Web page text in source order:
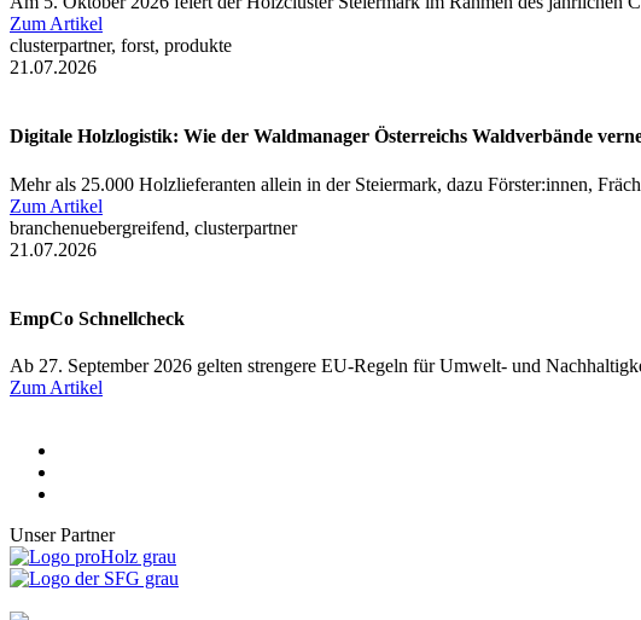
Zum Artikel
clusterpartner, forst, produkte
21.07.2026
Digitale Holzlogistik: Wie der Waldmanager Österreichs Waldverbände
Mehr als 25.000 Holzlieferanten allein in der Steiermark, dazu Förster:innen,
Zum Artikel
branchenuebergreifend, clusterpartner
21.07.2026
EmpCo Schnellcheck
Ab 27. September 2026 gelten strengere EU-Regeln für Umwelt- und
Zum Artikel
Unser Partner